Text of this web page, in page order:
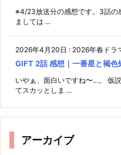
※4/23放送分の感想です。3話の
ましては ...
2026年4月20日 : 2026年春ドラ
GIFT 2話 感想｜一番星と褐色
いやぁ、面白いですね〜…。 仮
てスカッとしま ...
アーカイブ